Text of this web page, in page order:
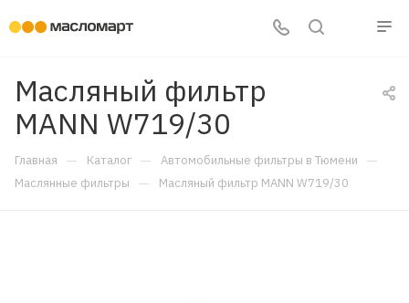
Масляный фильтр
MANN W719/30
Главная — Каталог — Автомобильные фильтры в Тюмени —
Маслянные фильтры — Масляный фильтр MANN W719/30